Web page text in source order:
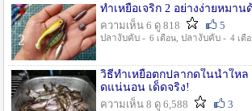
ทำเหยื่อเจริก 2 อย่างง่ายหมาน
ความเห็น 6 ดู 818
5
ปลางับคับ - 6 เดือน, ปลางับคับ - 4 เดื
วิธีทำเหยื่อตกปลากดในน้ำใหล
ดแน่นอน เด็ดจริง!
ความเห็น 8 ดู 6,588
3